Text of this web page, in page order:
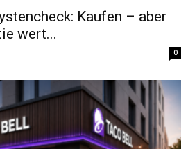
Kaufen – aber
wert...
0